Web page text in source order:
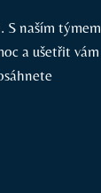
S naším týmem
a ušetřit vám